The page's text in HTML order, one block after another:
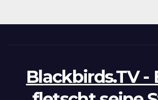
Blackbirds.TV -